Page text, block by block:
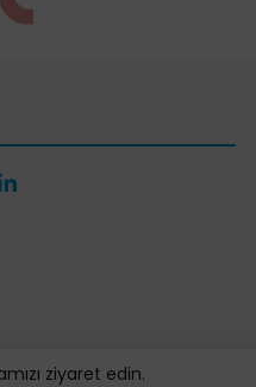
ziyaret edin.